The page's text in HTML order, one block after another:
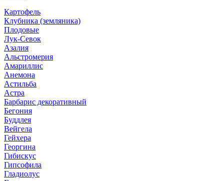
Картофель
Клубника (земляника)
Плодовые
Лук-Севок
Азалия
Альстромерия
Амариллис
Анемона
Астильба
Астра
Барбарис декоративный
Бегония
Буддлея
Вейгела
Гейхера
Георгина
Гибискус
Гипсофила
Гладиолус